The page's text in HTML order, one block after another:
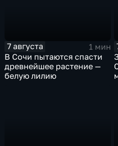
7 августа
1 мин
В Сочи пытаются спасти
древнейшее растение —
белую лилию